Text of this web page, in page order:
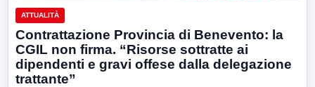
ATTUALITÀ
Contrattazione Provincia di Benevento: la
CGIL non firma. “Risorse sottratte ai
dipendenti e gravi offese dalla delegazione
trattante”